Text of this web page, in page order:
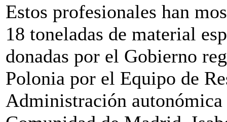
Estos profesionales han
18 toneladas de material
donadas por el Gobierno
Polonia por el Equipo de
Administración